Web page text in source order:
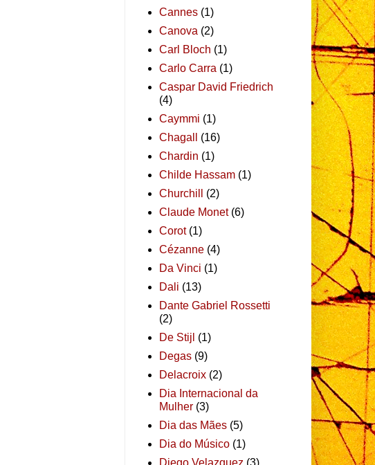
Cannes (1)
Canova (2)
Carl Bloch (1)
Carlo Carra (1)
Caspar David Friedrich
(4)
Caymmi (1)
Chagall
(16)
Chardin (1)
Childe Hassam (1)
Churchill
(2)
Claude Monet (6)
Corot (1)
Cézanne (4)
Da Vinci (1)
Dali (13)
Dante Gabriel Rossetti
(2)
De Stijl (1)
Degas (9)
Delacroix (2)
Dia Internacional da
Mulher (3)
Dia das Mães (5)
Dia do Músico (1)
Diego Velazquez (3)